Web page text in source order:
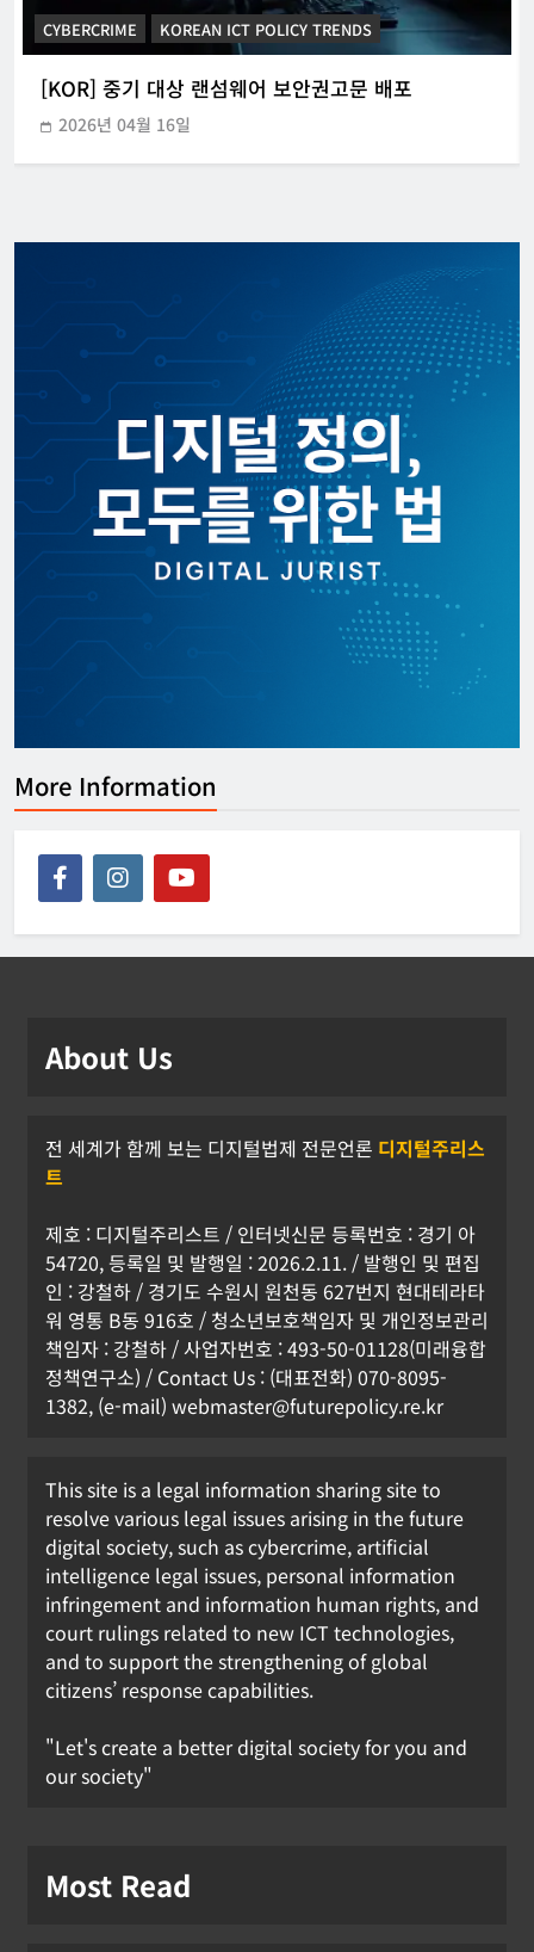
CYBERCRIME KOREAN ICT POLICY TRENDS
[KOR] 중기 대상 랜섬웨어 보안권고문 배포
2026년 04월 16일
More Information
About Us
전 세계가 함께 보는 디지털법제 전문언론 디지털주리스
트
제호 : 디지털주리스트 / 인터넷신문 등록번호 : 경기 아
54720, 등록일 및 발행일 : 2026.2.11. / 발행인 및 편집
인 : 강철하 / 경기도 수원시 원천동 627번지 현대테라타
워 영통 B동 916호 / 청소년보호책임자 및 개인정보관리
책임자 : 강철하 / 사업자번호 : 493-50-01128(미래융합
정책연구소) / Contact Us : (대표전화) 070-8095-
1382, (e-mail) webmaster@futurepolicy.re.kr
This site is a legal information sharing site to
resolve various legal issues arising in the future
digital society, such as cybercrime, artificial
intelligence legal issues, personal information
infringement and information human rights, and
court rulings related to new ICT technologies,
and to support the strengthening of global
citizens’ response capabilities.
"Let's create a better digital society for you and
our society"
Most Read